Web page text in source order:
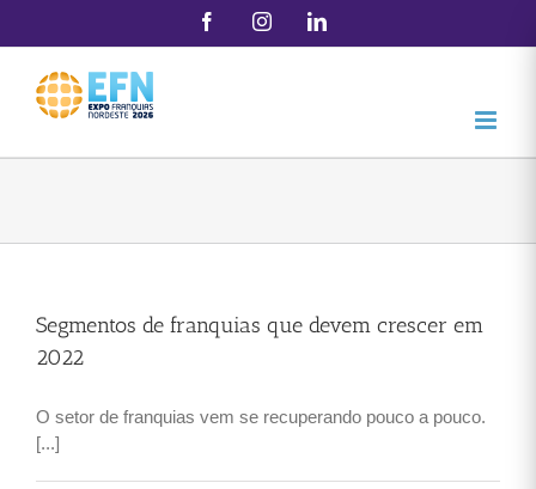
FacebookInstagramLinkedIn
Segmentos de franquias que devem crescer em
2022
O setor de franquias vem se recuperando pouco a pouco.
[...]